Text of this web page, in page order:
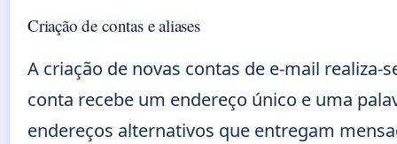
Criação de contas e aliases
A criação de novas contas de e-mail
conta recebe um endereço único e uma
endereços alternativos que entregam